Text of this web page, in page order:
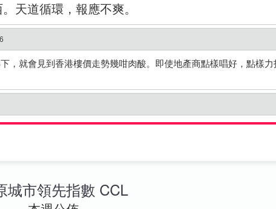
天道循環，報應不爽。
，就會見到香港樓價走勢幾咁肉酸。即使地產商點樣唱好，點樣
城市領先指數 CCL